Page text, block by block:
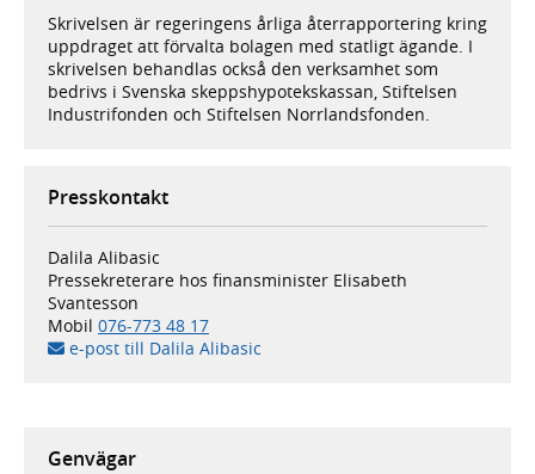
Skrivelsen är regeringens årliga återrapportering kring
uppdraget att förvalta bolagen med statligt ägande. I
skrivelsen behandlas också den verksamhet som
bedrivs i Svenska skeppshypotekskassan, Stiftelsen
Industrifonden och Stiftelsen Norrlandsfonden.
Presskontakt
Dalila Alibasic
Pressekreterare hos finansminister Elisabeth
Svantesson
Mobil 076-773 48 17
e-post till Dalila Alibasic
Genvägar